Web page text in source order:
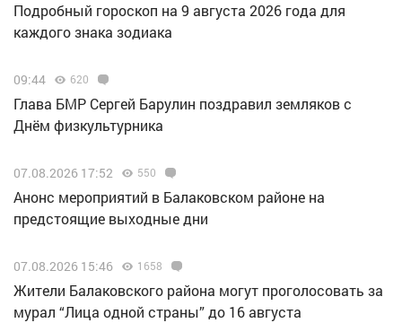
Подробный гороскоп на 9 августа 2026 года для
каждого знака зодиака
09:44 620
Глава БМР Сергей Барулин поздравил земляков с
Днём физкультурника
07.08.2026 17:52 550
Анонс мероприятий в Балаковском районе на
предстоящие выходные дни
07.08.2026 15:46 1658
Жители Балаковского района могут проголосовать за
мурал “Лица одной страны” до 16 августа